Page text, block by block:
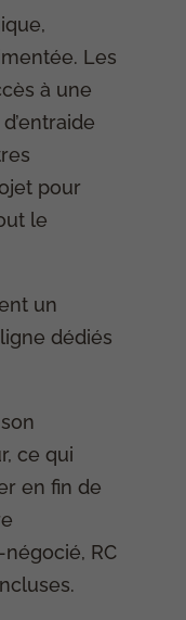
Les
à une
pour
le
un
dédiés
ce qui
en fin de
RC